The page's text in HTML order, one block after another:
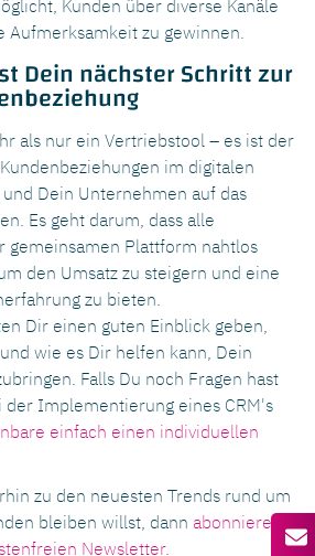
Kunden über diverse Kanäle
zu gewinnen.
Dein nächster Schritt zur
als nur ein Vertriebstool – es ist der
im digitalen
Dein Unternehmen auf das
Es geht darum, dass alle
gemeinsamen Plattform nahtlos
den Umsatz zu steigern und eine
zu bieten.
Dir einen guten Einblick geben,
wie es Dir helfen kann, Dein
Falls Du noch Fragen hast
Implementierung eines CRM's
einfach einen individuellen
zu den neuesten Trends rund um
bleiben willst, dann abonniere
Newsletter.